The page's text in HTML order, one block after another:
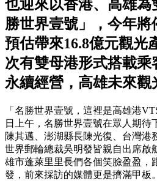
也迎來以香港、高雄為
勝世界壹號」，今年將
預估帶來16.8億元觀光
次有雙母港形式搭載
永續經營，高雄未來觀
「名勝世界壹號，這裡是高雄港
日上午，名勝世界壹號在眾人期待
陳其邁、澎湖縣長陳光復、台灣港
世界郵輪總裁吳明發皆親自出席啟
雄市蓬萊里里長們各個笑臉盈盈，
發，前來採訪的媒體更是擠滿甲板。